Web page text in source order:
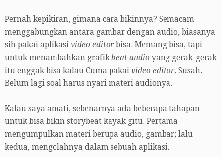
Pernah kepikiran, gimana cara bikinnya? Semacam
menggabungkan antara gambar dengan audio, biasanya
sih pakai aplikasi video editorbisa. Memang bisa, tapi
untuk menambahkan grafik beat audio yang gerak-gerak
itu enggak bisa kalau Cuma pakai video editor. Susah.
Belum lagi soal harus nyari materi audionya.
Kalau saya amati, sebenarnya ada beberapa tahapan
untuk bisa bikin storybeat kayak gitu. Pertama
mengumpulkan materi berupa audio, gambar; lalu
kedua, mengolahnya dalam sebuah aplikasi.